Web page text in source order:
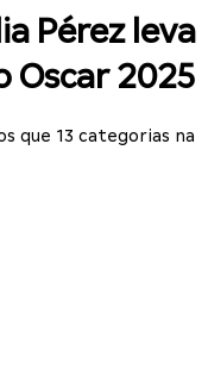
Pérez leva
Oscar 2025
que 13 categorias na